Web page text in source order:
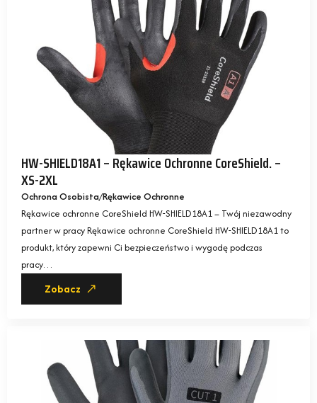
HW-SHIELD18A1 – Rękawice Ochronne CoreShield. –
XS-2XL
Ochrona Osobista Rękawice Ochronne
Rękawice ochronne CoreShield HW-SHIELD18A1 – Twój niezawodny
partner w pracy Rękawice ochronne CoreShield HW-SHIELD18A1 to
produkt, który zapewni Ci bezpieczeństwo i wygodę podczas
pracy…
Zobacz